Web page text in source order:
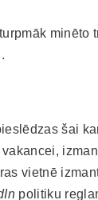
minēto
šai
vietnē
politiku